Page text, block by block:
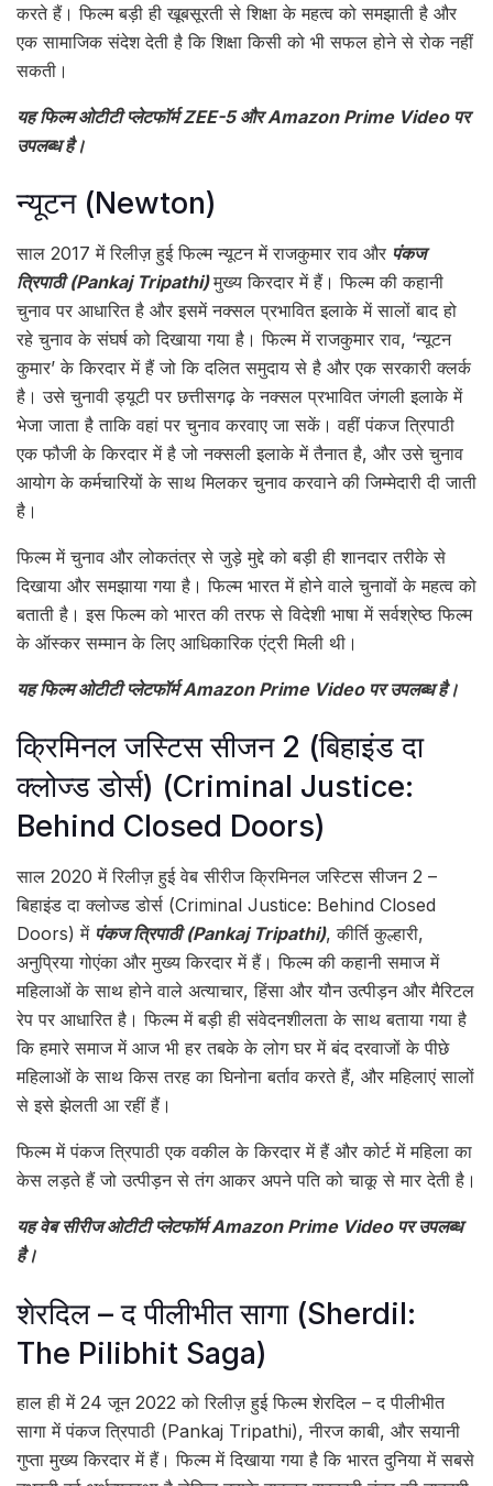
करते हैं। फिल्म बड़ी ही खूबसूरती से शिक्षा के महत्व को समझाती है और
एक सामाजिक संदेश देती है कि शिक्षा किसी को भी सफल होने से रोक नहीं
सकती।
यह फिल्म ओटीटी प्लेटफॉर्म ZEE-5 और Amazon Prime Video पर
उपलब्ध है।
न्यूटन (Newton)
साल 2017 में रिलीज़ हुई फिल्म न्यूटन में राजकुमार राव और पंकज
त्रिपाठी (Pankaj Tripathi)मुख्य किरदार में हैं। फिल्म की कहानी
चुनाव पर आधारित है और इसमें नक्‍सल प्रभावित इलाके में सालों बाद हो
रहे चुनाव के संघर्ष को दिखाया गया है। फिल्म में राजकुमार राव, ‘न्यूटन
कुमार’ के किरदार में हैं जो कि दलित समुदाय से है और एक सरकारी क्लर्क
है। उसे चुनावी ड्यूटी पर छत्तीसगढ़ के नक्सल प्रभावित जंगली इलाके में
भेजा जाता है ताकि वहां पर चुनाव करवाए जा सकें। वहीं पंकज त्रिपाठी
एक फौजी के किरदार में है जो नक्सली इलाके में तैनात है, और उसे चुनाव
आयोग के कर्मचारियों के साथ मिलकर चुनाव करवाने की जिम्मेदारी दी जाती
है।
फिल्म में चुनाव और लोकतंत्र से जुड़े मुद्दे को बड़ी ही शानदार तरीके से
दिखाया और समझाया गया है। फिल्म भारत में होने वाले चुनावों के महत्व को
बताती है। इस फिल्म को भारत की तरफ से विदेशी भाषा में सर्वश्रेष्ठ फिल्म
के ऑस्‍कर सम्मान के लिए आधिकारिक एंट्री मिली थी।
यह फिल्म ओटीटी प्लेटफॉर्म Amazon Prime Video पर उपलब्ध है।
क्रिमिनल जस्टिस सीजन 2 (बिहाइंड दा
क्लोज्ड डोर्स) (Criminal Justice:
Behind Closed Doors)
साल 2020 में रिलीज़ हुई वेब सीरीज क्रिमिनल जस्टिस सीजन 2 –
बिहाइंड दा क्लोज्ड डोर्स (Criminal Justice: Behind Closed
Doors) में पंकज त्रिपाठी (Pankaj Tripathi), कीर्ति कुल्हारी,
अनुप्रिया गोएंका और मुख्य किरदार में हैं। फिल्म की कहानी समाज में
महिलाओं के साथ होने वाले अत्याचार, हिंसा और यौन उत्पीड़न और मैरिटल
रेप पर आधारित है। फिल्म में बड़ी ही संवेदनशीलता के साथ बताया गया है
कि हमारे समाज में आज भी हर तबके के लोग घर में बंद दरवाजों के पीछे
महिलाओं के साथ किस तरह का घिनोना बर्ताव करते हैं, और महिलाएं सालों
से इसे झेलती आ रहीं हैं।
फिल्म में पंकज त्रिपाठी एक वकील के किरदार में हैं और कोर्ट में महिला का
केस लड़ते हैं जो उत्पीड़न से तंग आकर अपने पति को चाकू से मार देती है।
यह वेब सीरीज ओटीटी प्लेटफॉर्म Amazon Prime Video पर उपलब्ध
है।
शेरदिल – द पीलीभीत सागा (Sherdil:
The Pilibhit Saga)
हाल ही में 24 जून 2022 को रिलीज़ हुई फिल्म शेरदिल – द पीलीभीत
सागा में पंकज त्रिपाठी (Pankaj Tripathi), नीरज काबी, और सयानी
गुप्ता मुख्य किरदार में हैं। फिल्म में दिखाया गया है कि भारत दुनिया में सबसे